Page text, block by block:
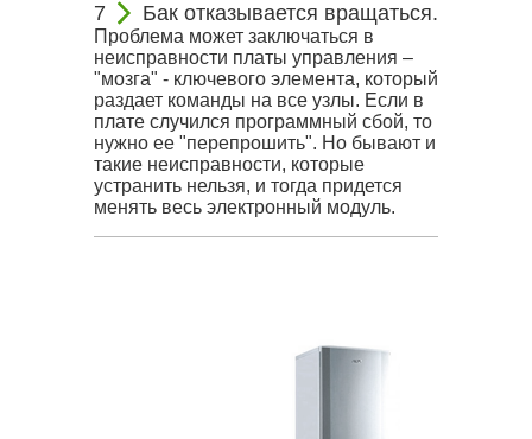
Бак отказывается вращаться.
Проблема может заключаться в
неисправности платы управления –
"мозга" - ключевого элемента, который
раздает команды на все узлы. Если в
плате случился программный сбой, то
нужно ее "перепрошить". Но бывают и
такие неисправности, которые
устранить нельзя, и тогда придется
менять весь электронный модуль.